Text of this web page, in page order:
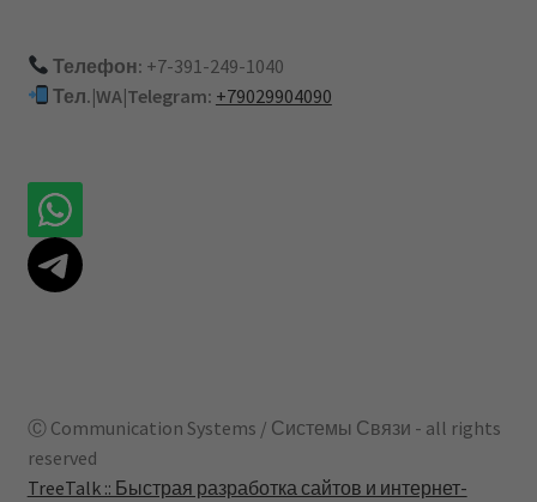
Телефон: +7-391-249-1040
Тел.|WA|Telegram: +79029904090
Ⓒ Communication Systems / Системы Связи - all rights
reserved
TreeTalk :: Быстрая разработка сайтов и интернет-